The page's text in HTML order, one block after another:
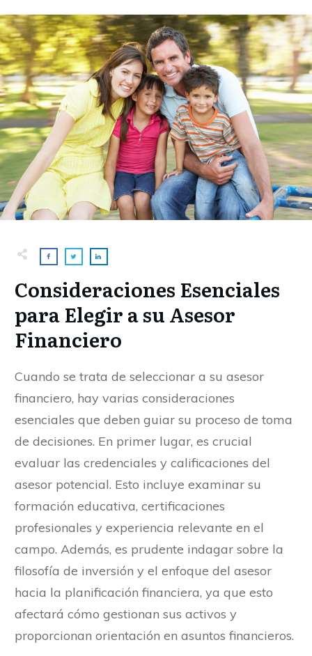
Consideraciones Esenciales
para Elegir a su Asesor
Financiero
Cuando se trata de seleccionar a su asesor
financiero, hay varias consideraciones
esenciales que deben guiar su proceso de toma
de decisiones. En primer lugar, es crucial
evaluar las credenciales y calificaciones del
asesor potencial. Esto incluye examinar su
formación educativa, certificaciones
profesionales y experiencia relevante en el
campo. Además, es prudente indagar sobre la
filosofía de inversión y el enfoque del asesor
hacia la planificación financiera, ya que esto
afectará cómo gestionan sus activos y
proporcionan orientación en asuntos financieros.